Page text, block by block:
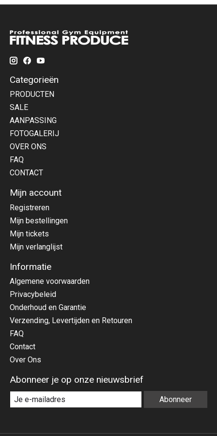
Categorieën
PRODUCTEN
SALE
AANPASSING
FOTOGALERIJ
OVER ONS
FAQ
CONTACT
Mijn account
Registreren
Mijn bestellingen
Mijn tickets
Mijn verlanglijst
Informatie
Algemene voorwaarden
Privacybeleid
Onderhoud en Garantie
Verzending, Levertijden en Retouren
FAQ
Contact
Over Ons
Abonneer je op onze nieuwsbrief
Abonneer